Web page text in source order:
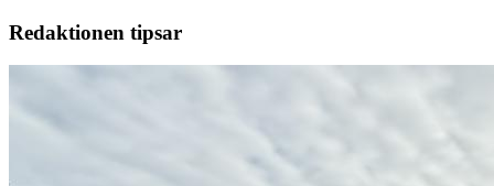
Redaktionen tipsar